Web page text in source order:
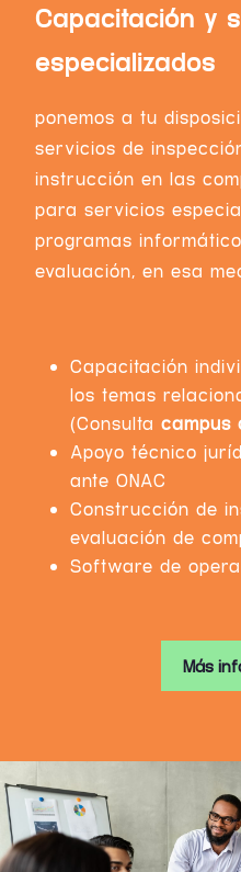
Capacitación y
especializados
ponemos a tu
servicios de
instrucción en las
para servicios
programas
evaluación, en esa
Capacitación
los temas
(Consulta campus
Apoyo técnico
ante ONAC
Construcción de
evaluación de
Software de
Más